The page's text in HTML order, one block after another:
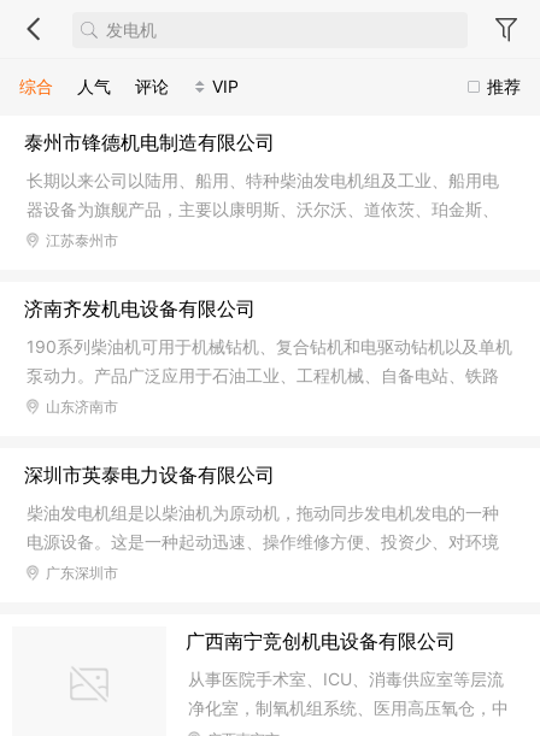
推荐
综合 人气 评论 VIP
泰州市锋德机电制造有限公司
长期以来公司以陆用、船用、特种柴油发电机组及工业、船用电
器设备为旗舰产品，主要以康明斯、沃尔沃、道依茨、珀金斯、
潍柴、玉柴、斯坦福、马拉松、利莱森玛等为主，陆用柴油机发
型（主发、停泊） 、应急(自动化 )型 (双能源启动) 、多机并联型
和远程监控型四大类。特种柴油发电机组主要有移动拖车、汽车
移动电站、集装箱特种柴油发电机组、全自动并车柴油发电机
组、无人值守全自动切换系列。船用电器产品主要有主配电板、
应急配电板、组合起动屏、驾驶室控制台、机舱集中控制台
江苏泰州市
济南齐发机电设备有限公司
190系列柴油机可用于机械钻机、复合钻机和电驱动钻机以及单机
泵动力。产品广泛应用于石油工业、工程机械、自备电站、铁路
机车等众多领域。各类气体发动机成功进入煤炭、环保、钢铁、
项目，装机容量创全国之最。船用柴油机已发展到近百种机型，
成为海军舰艇、客货船、远洋渔船、工程船的理想动力。柴油发
电机组是以柴油为主燃料的一种发电设备，以柴油发动机为原动
力带动发电机（即电球）发电，把动能转换成电能和热能的机械
设备。瓦斯气是指储集在煤层中的一种非常规天然气（其主要成
山东济南市
深圳市英泰电力设备有限公司
柴油发电机组是以柴油机为原动机，拖动同步发电机发电的一种
电源设备。这是一种起动迅速、操作维修方便、投资少、对环境
的适应性能较强的发电装置。柴油发电机组特点：●机组性能稳
油、机油滤清器、干式空气滤清器●机组抗磨耐用、结构紧凑、
操作方便柴油发电机组的类型有很多，主要有以下八大分类方式
（1）按照发动机的燃料分类；可分柴油发电机组和复合燃料发电
机组（2）按照转速分类；可分为高速、中速、低速柴油发电机组
广东深圳市
广西南宁竞创机电设备有限公司
从事医院手术室、ICU、消毒供应室等层流
净化室，制氧机组系统、医用高压氧仓，中